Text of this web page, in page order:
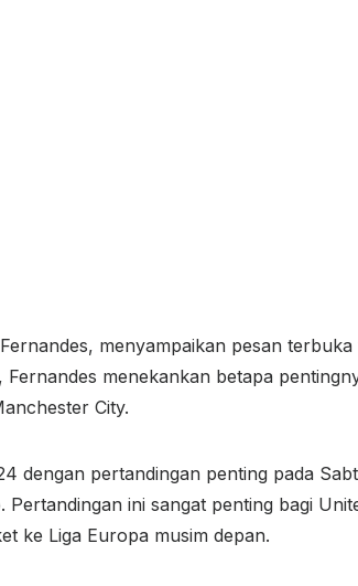
menyampaikan pesan
menekankan betapa
City.
dengan pertandingan penting pada
Pertandingan ini sangat penting bagi
ke Liga Europa musim depan.